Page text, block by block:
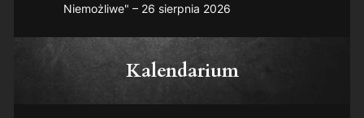
Niemożliwe" – 26 sierpnia 2026
Kalendarium